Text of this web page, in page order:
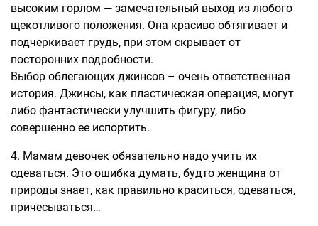
высоким горлом — замечательный выход из любого
щекотливого положения. Она красиво обтягивает и
подчеркивает грудь, при этом скрывает от
посторонних подробности.
Выбор облегающих джинсов – очень ответственная
история. Джинсы, как пластическая операция, могут
либо фантастически улучшить фигуру, либо
совершенно ее испортить.
4. Мамам девочек обязательно надо учить их
одеваться. Это ошибка думать, будто женщина от
природы знает, как правильно краситься, одеваться,
причесываться…